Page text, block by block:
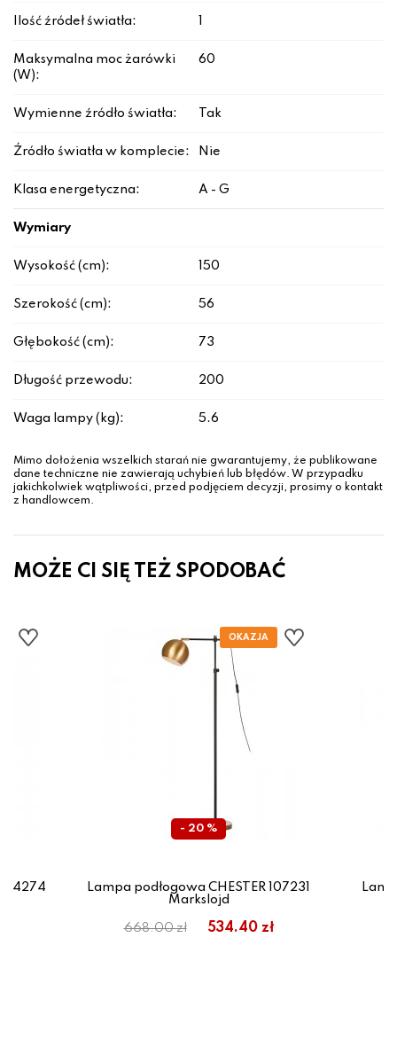
Ilość źródeł światła:
Maksymalna moc żarówki
(W):
60
Wymienne źródło światła: Tak
Źródło światła w komplecie: Nie
Klasa energetyczna: A - G
Wymiary
Wysokość (cm): 150
Szerokość (cm): 56
Głębokość (cm): 73
Długość przewodu: 200
Waga lampy (kg): 5.6
Mimo dołożenia wszelkich starań nie gwarantujemy, że publikowane
dane techniczne nie zawierają uchybień lub błędów. W przypadku
jakichkolwiek wątpliwości, przed podjęciem decyzji, prosimy o kontakt
z handlowcem.
MOŻE CI SIĘ TEŻ SPODOBAĆ
- 20 %
Lampa podłogowa CHESTER 107231
Markslojd
668.00 zł 534.40 zł